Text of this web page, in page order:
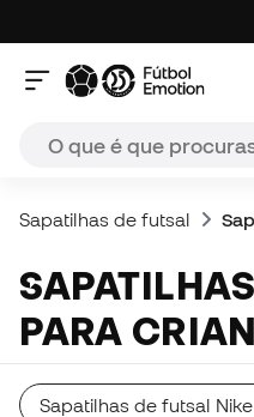
Sapatilhas de futsal
SAPATILHAS DE FUTSAL
PARA
Sapatilhas de futsal